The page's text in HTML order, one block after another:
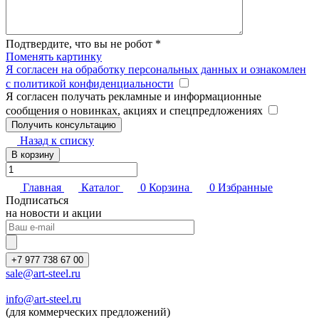
Подтвердите, что вы не робот *
Поменять картинку
Я согласен на обработку персональных данных и ознакомлен
с политикой конфиденциальности
Я согласен получать рекламные и информационные
сообщения о новинках, акциях и спецпредложениях
Назад к списку
В корзину
Главная Каталог 0 Корзина 0 Избранные
Подписаться
на новости и акции
+7 977 738 67 00
sale@art-steel.ru
info@art-steel.ru
(для коммерческих предложений)